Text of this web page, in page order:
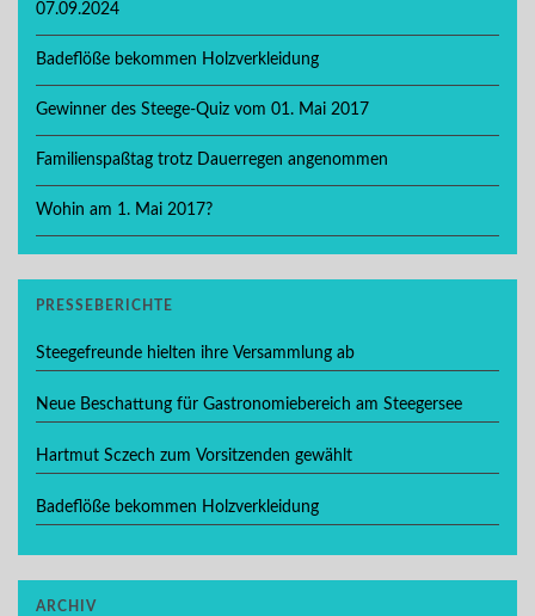
07.09.2024
Badeflöße bekommen Holzverkleidung
Gewinner des Steege-Quiz vom 01. Mai 2017
Familienspaßtag trotz Dauerregen angenommen
Wohin am 1. Mai 2017?
PRESSEBERICHTE
Steegefreunde hielten ihre Versammlung ab
Neue Beschattung für Gastronomiebereich am Steegersee
Hartmut Sczech zum Vorsitzenden gewählt
Badeflöße bekommen Holzverkleidung
ARCHIV